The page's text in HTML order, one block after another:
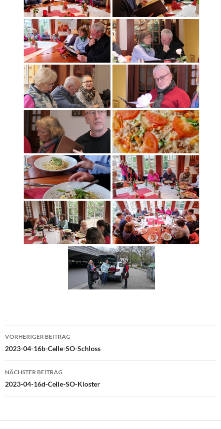
Beitragsnavigation
VORHERIGER BEITRAG
2023-04-16b-Celle-SO-Schloss
NÄCHSTER BEITRAG
2023-04-16d-Celle-SO-Kloster